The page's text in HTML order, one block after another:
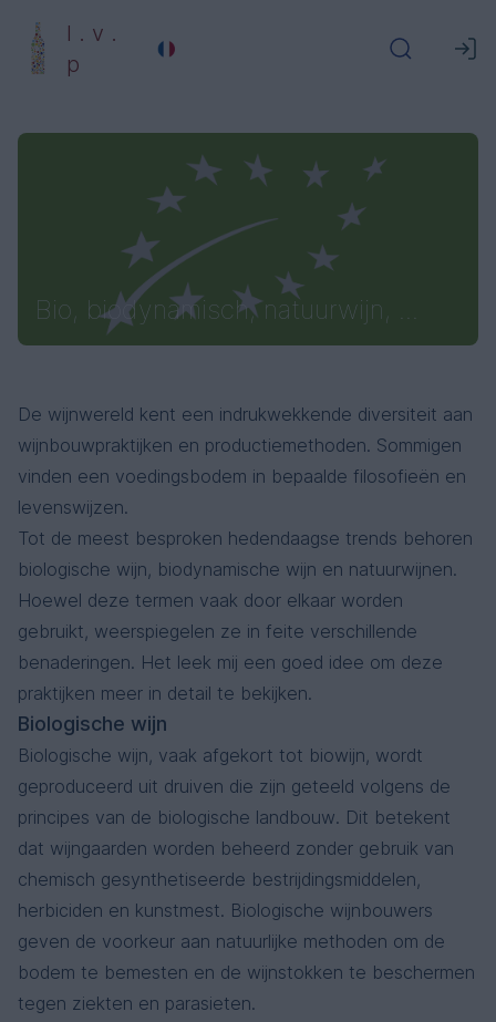
l . v .
p
Bio, biodynamisch, natuurwijn, ...
De wijnwereld kent een indrukwekkende diversiteit aan
wijnbouwpraktijken en productiemethoden. Sommigen
vinden een voedingsbodem in bepaalde filosofieën en
levenswijzen.
Tot de meest besproken hedendaagse trends behoren
biologische wijn, biodynamische wijn en natuurwijnen.
Hoewel deze termen vaak door elkaar worden
gebruikt, weerspiegelen ze in feite verschillende
benaderingen. Het leek mij een goed idee om deze
praktijken meer in detail te bekijken.
Biologische wijn
Biologische wijn, vaak afgekort tot biowijn, wordt
geproduceerd uit druiven die zijn geteeld volgens de
principes van de biologische landbouw. Dit betekent
dat wijngaarden worden beheerd zonder gebruik van
chemisch gesynthetiseerde bestrijdingsmiddelen,
herbiciden en kunstmest. Biologische wijnbouwers
geven de voorkeur aan natuurlijke methoden om de
bodem te bemesten en de wijnstokken te beschermen
tegen ziekten en parasieten.